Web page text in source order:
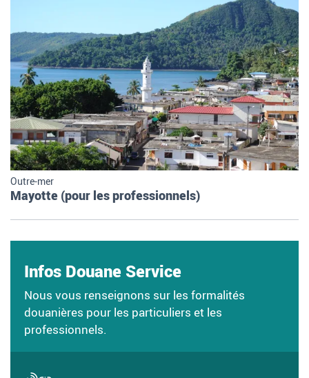
Outre-mer
Mayotte (pour les professionnels)
Infos Douane Service
Nous vous renseignons sur les formalités
douanières pour les particuliers et les
professionnels.